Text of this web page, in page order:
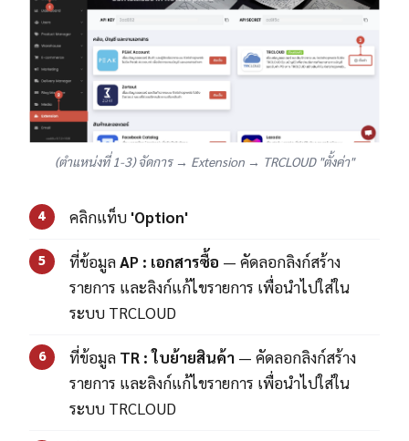
(ตำแหน่งที่ 1-3) จัดการ → Extension → TRCLOUD "ตั้งค่า"
4 คลิกแท็บ 'Option'
5 ที่ข้อมูลAP : เอกสารซื้อ — คัดลอกลิงก์สร้าง
รายการ และลิงก์แก้ไขรายการ เพื่อนำไปใส่ใน
ระบบ TRCLOUD
6 ที่ข้อมูล TR : ใบย้ายสินค้า — คัดลอกลิงก์สร้าง
รายการ และลิงก์แก้ไขรายการ เพื่อนำไปใส่ใน
ระบบ TRCLOUD